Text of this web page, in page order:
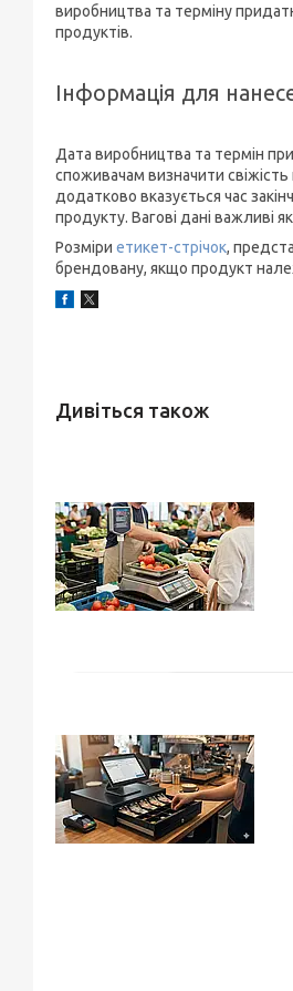
виробництва та терміну
продуктів.
Інформація для
Дата виробництва та термін
споживачам визначити
додатково вказується час
продукту. Вагові дані важливі
Розміри етикет-стрічок,
брендовану, якщо продукт